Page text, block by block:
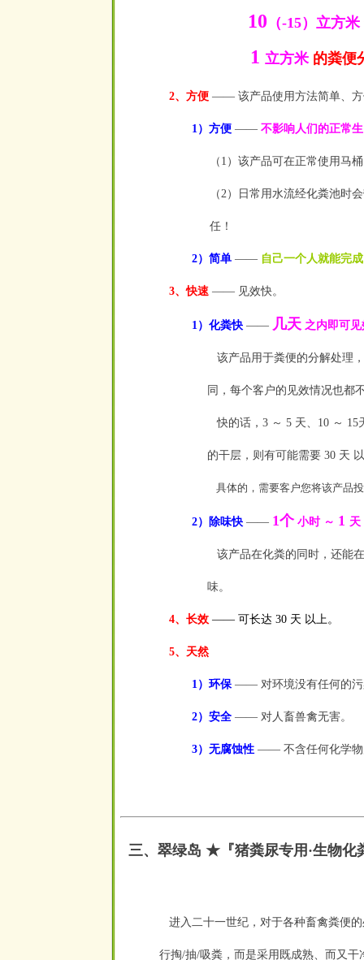
10 （-15）立方米
1 立方米 的粪便
2、方便 —— 该产品使用方法简单、方
1）方便 —— 不影响人们的正常
（1）该产品可在正常使用马
（2）日常用水流经化粪池时
任！
2）简单 —— 自己一个人就能完
3、快速 —— 见效快。
1）化粪快 —— 几天 之内即可见
该产品用于粪便的分解处理
同，每个客户的见效情况也都
快的话，3 ～ 5 天、10 ～ 15
的干层，则有可能需要 30 天
具体的，需要客户您将该产品
2）除味快 —— 1个小时 ～ 1 天
该产品在化粪的同时，还能
味。
4、长效 —— 可长达 30 天 以上。
5、天然
1）环保—— 对环境没有任何的污
2）安全 —— 对人畜兽禽无害。
3）无腐蚀性 —— 不含任何化学
三、翠绿岛 ★『猪粪尿专用·生物化
进入二十一世纪，对于各种畜禽粪便
行掏/抽/吸粪，而是采用既成熟、而又